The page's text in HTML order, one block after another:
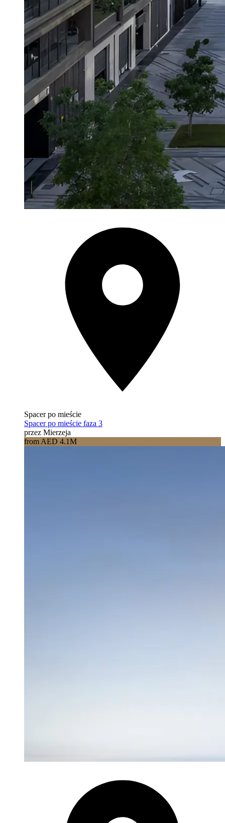
Spacer po mieście
Spacer po mieście faza 3
przez Mierzeja
from AED 4.1M